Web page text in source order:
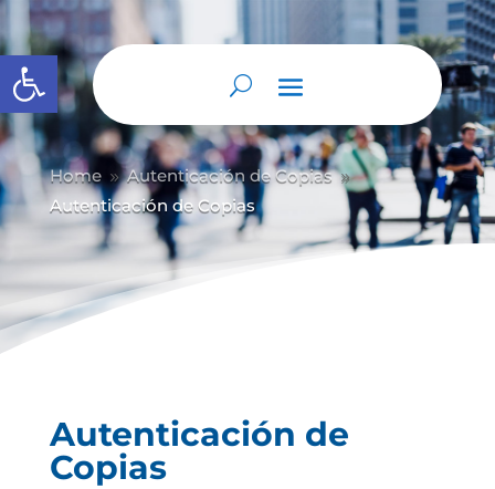
Abrir barra de herramientas
Home 9 Autenticación de Copias 9
Autenticación de Copias
Autenticación de
Copias